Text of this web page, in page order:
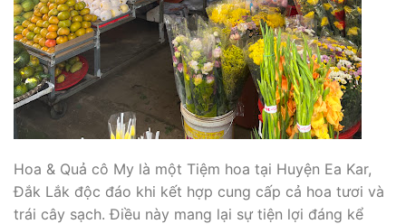
Hoa & Quả cô My là một Tiệm hoa tại Huyện Ea Kar,
Đắk Lắk độc đáo khi kết hợp cung cấp cả hoa tươi và
trái cây sạch. Điều này mang lại sự tiện lợi đáng kể